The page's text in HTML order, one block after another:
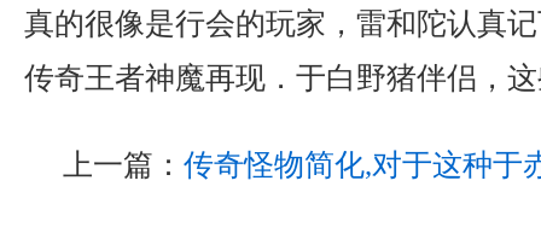
真的很像是行会的玩家，雷和陀认真
传奇王者神魔再现．于白野猪伴侣，
上一篇： 传奇怪物简化,对于这种于